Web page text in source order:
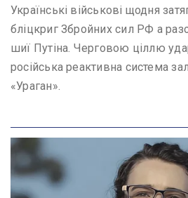
Українські військові щодня
бліцкриг Збройних сил РФ а
шиї Путіна. Черговою ціллю
російська реактивна система
«Ураган».